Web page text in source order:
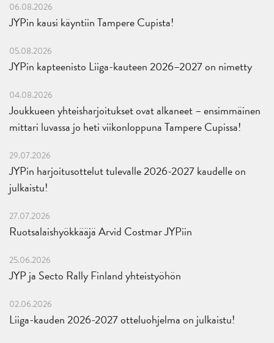
06.08.2026
JYPin kausi käyntiin Tampere Cupista!
05.08.2026
JYPin kapteenisto Liiga-kauteen 2026–2027 on nimetty
04.08.2026
Joukkueen yhteisharjoitukset ovat alkaneet – ensimmäinen
mittari luvassa jo heti viikonloppuna Tampere Cupissa!
29.07.2026
JYPin harjoitusottelut tulevalle 2026-2027 kaudelle on
julkaistu!
27.07.2026
Ruotsalaishyökkääjä Arvid Costmar JYPiin
25.06.2026
JYP ja Secto Rally Finland yhteistyöhön
02.06.2026
Liiga-kauden 2026-2027 otteluohjelma on julkaistu!